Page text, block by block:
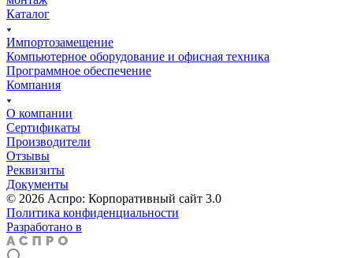
Каталог
Импортозамещение
Компьютерное оборудование и офисная техника
Программное обеспечение
Компания
О компании
Сертификаты
Производители
Отзывы
Реквизиты
Документы
© 2026 Аспро: Корпоративный сайт 3.0
Политика конфиденциальности
Разработано в